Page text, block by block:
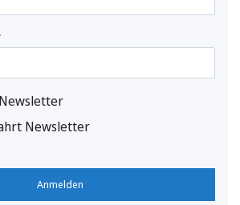
Newsletter
Anmelden